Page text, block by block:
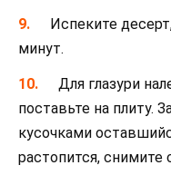
Испеките
минут.
Для глазури
поставьте на плиту.
кусочками
растопится, снимите